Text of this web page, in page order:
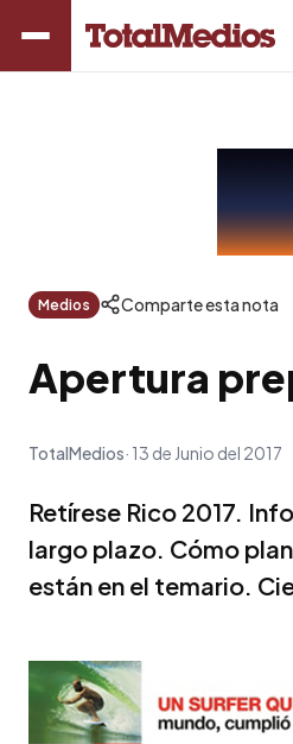
Medios Comparte esta nota
Apertura
TotalMedios 13 de Junio del 2017
Retírese Rico 2017.
largo plazo. Cómo
están en el temario.